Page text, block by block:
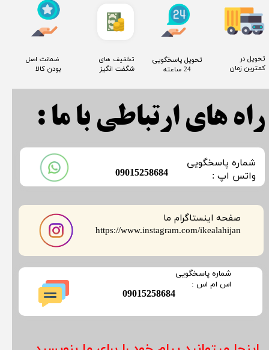
صفحه اینستاگرام ما
​​​​​​​https://www.instagram.com/ikealahijan
​شماره پاسخگویی
​​​​​واتس اپ :
​09015258684
راه های ارتباطی با ما :
​09015258684
​شماره پاسخگویی
​​​​​اس ام اس :
​تحویل در
کمترین زمان
​تحویل پاسخگویی
24 ساعته
​تخفیف های
شگفت انگیز
​ ضمانت اصل
بودن کالا